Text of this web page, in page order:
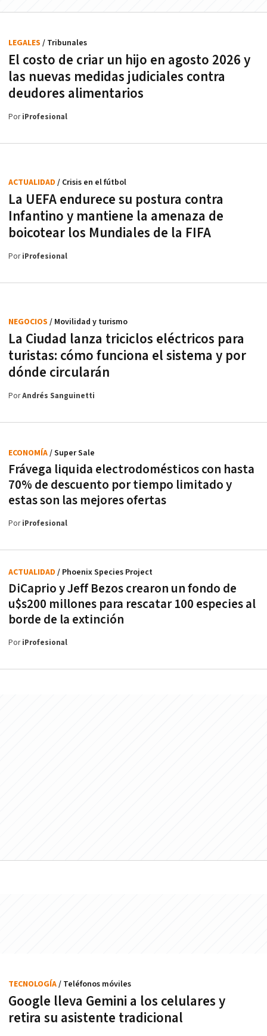
El costo de criar un hijo en agosto 2026 y
las nuevas medidas judiciales contra
deudores alimentarios
LEGALES / Tribunales
PoriProfesional
La UEFA endurece su postura contra
Infantino y mantiene la amenaza de
boicotear los Mundiales de la FIFA
ACTUALIDAD / Crisis en el fútbol
PoriProfesional
La Ciudad lanza triciclos eléctricos para
turistas: cómo funciona el sistema y por
dónde circularán
NEGOCIOS / Movilidad y turismo
PorAndrés Sanguinetti
Frávega liquida electrodomésticos con hasta
70% de descuento por tiempo limitado y
estas son las mejores ofertas
ECONOMÍA/ Super Sale
PoriProfesional
DiCaprio y Jeff Bezos crearon un fondo de
u$s200 millones para rescatar 100 especies al
borde de la extinción
ACTUALIDAD / Phoenix Species Project
PoriProfesional
Google lleva Gemini a los celulares y
retira su asistente tradicional
TECNOLOGÍA/ Teléfonos móviles